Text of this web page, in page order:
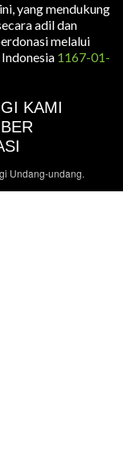
yang mendukung
adil dan
melalui
1167-01-
KAMI
Undang-undang.